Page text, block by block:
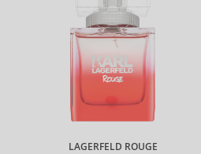
LAGERFELD ROUGE